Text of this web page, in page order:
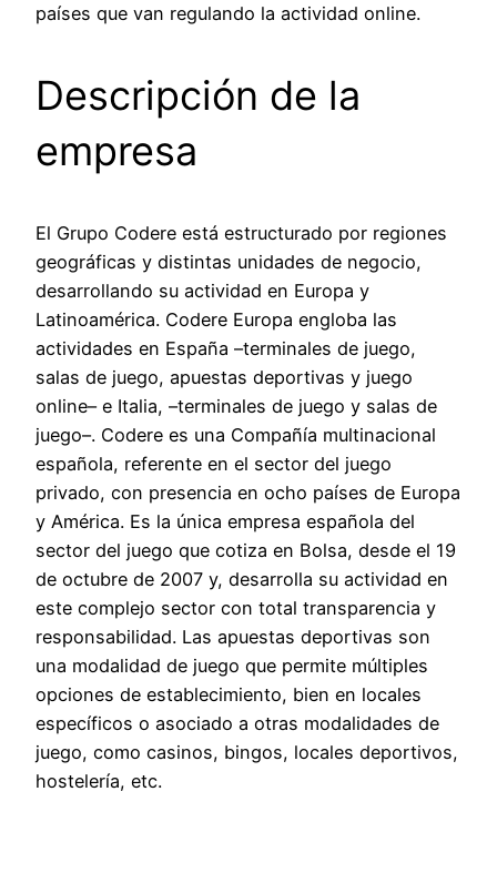
países que van regulando la actividad online.
Descripción de la
empresa
El Grupo Codere está estructurado por regiones
geográficas y distintas unidades de negocio,
desarrollando su actividad en Europa y
Latinoamérica. Codere Europa engloba las
actividades en España –terminales de juego,
salas de juego, apuestas deportivas y juego
online– e Italia, –terminales de juego y salas de
juego–. Codere es una Compañía multinacional
española, referente en el sector del juego
privado, con presencia en ocho países de Europa
y América. Es la única empresa española del
sector del juego que cotiza en Bolsa, desde el 19
de octubre de 2007 y, desarrolla su actividad en
este complejo sector con total transparencia y
responsabilidad. Las apuestas deportivas son
una modalidad de juego que permite múltiples
opciones de establecimiento, bien en locales
específicos o asociado a otras modalidades de
juego, como casinos, bingos, locales deportivos,
hostelería, etc.